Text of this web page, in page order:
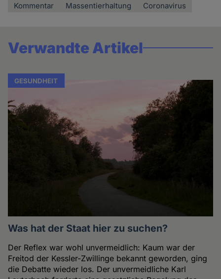
Kommentar Massentierhaltung Coronavirus
Verwandte Artikel
GESUNDHEIT
Was hat der Staat hier zu suchen?
Der Reflex war wohl unvermeidlich: Kaum war der
Freitod der Kessler-Zwillinge bekannt geworden, ging
die Debatte wieder los. Der unvermeidliche Karl